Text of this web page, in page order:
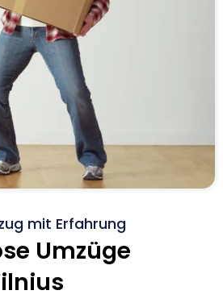
mit Erfahrung
Umzüge